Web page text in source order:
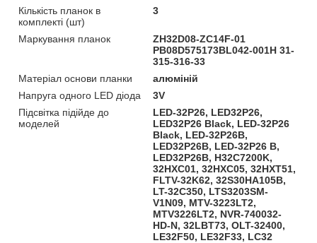
Кількість планок в
комплекті (шт)
3
Маркування планок
ZH32D08-ZC14F-01
PB08D575173BL042-001H 31-
315-316-33
Матеріал основи планки
алюміній
Напруга одного LED діода
3V
Підсвітка підійде до
моделей
LED-32P26, LED32P26,
LED32P26 Black, LED-32P26
Black, LED-32P26B,
LED32P26B, LED-32P26 B,
LED32P26B, H32C7200K,
32HXC01, 32HXC05, 32HXT51,
FLTV-32K62, 32S30HA105B,
LT-32C350, LTS3203SM-
V1N09, MTV-3223LT2,
MTV3226LT2, NVR-740032-
HD-N, 32LBT73, OLT-32400,
LE32F50, LE32F33, LC32